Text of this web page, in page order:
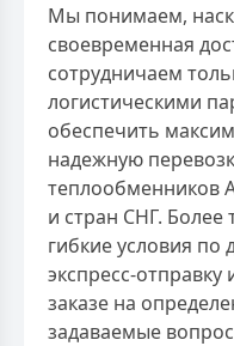
Мы понимаем,
своевременная
сотрудничаем
логистическими
обеспечить
надежную
теплообменников
и стран СНГ. Более
гибкие условия по
экспресс-отправку
заказе на
задаваемые